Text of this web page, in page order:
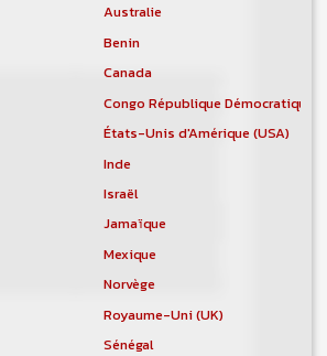
Australie
Benin
Canada
Congo République Démocratique
États-Unis d'Amérique (USA)
Inde
Israël
Jamaïque
Mexique
Norvège
Royaume-Uni (UK)
Sénégal